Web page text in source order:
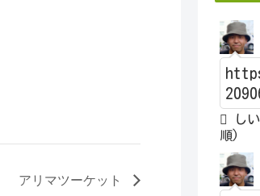
アリマツーケット
し
順)